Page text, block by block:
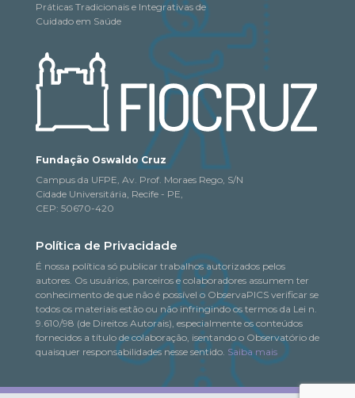
Práticas Tradicionais e Integrativas de
Cuidado em Saúde
Fundação Oswaldo Cruz
Campus da UFPE, Av. Prof. Moraes Rego, S/N
Cidade Universitária, Recife - PE,
CEP: 50670-420
Política de Privacidade
É nossa política só publicar trabalhos autorizados pelos
autores. Os usuários, parceiros e colaboradores assumem ter
conhecimento de que não é possível o ObservaPICS verificar se
todos os materiais estão ou não infringindo os termos da Lei n.
9.610/98 (de Direitos Autorais), especialmente os conteúdos
fornecidos a título de colaboração, isentando o Observatório de
quaisquer responsabilidades nesse sentido. Saiba mais